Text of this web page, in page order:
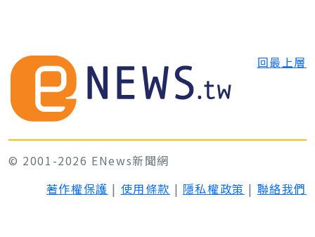
回最上層
© 2001-2026 ENews新聞網
著作權保護 | 使用條款 | 隱私權政策 | 聯絡我們